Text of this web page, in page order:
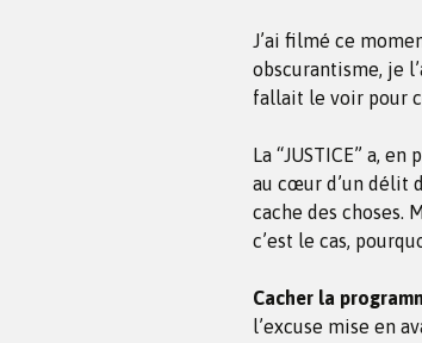
J’ai filmé ce
obscurantisme, je
fallait le voir pour
La “JUSTICE” a,
au cœur d’un délit
cache des choses.
c’est le cas,
Cacher la
l’excuse mise en